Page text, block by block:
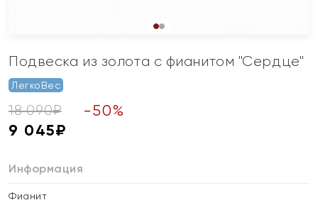
Подвеска из золота с фианитом "Сердце"
ЛегкоВес
18 090₽ -50%
9 045₽
Информация
Фианит